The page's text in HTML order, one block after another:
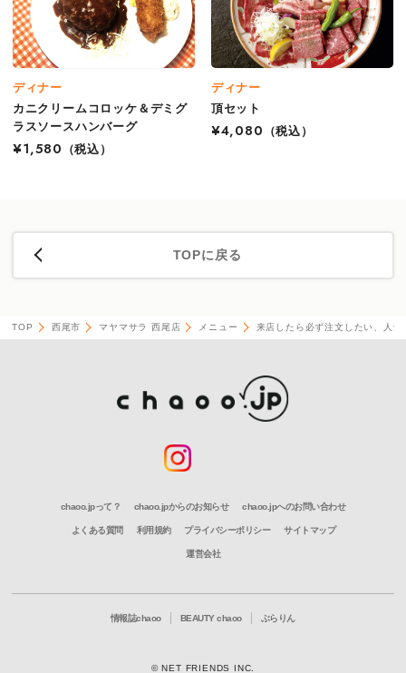
ディナー
カニクリームコロッケ＆デミグ
ラスソースハンバーグ
¥1,580
（税込）
ディナー
頂セット
¥4,080
（税込）
TOPに戻る
TOP 西尾市 マヤマサラ 西尾店 メニュー 来店したら必ず注文したい、人
chaoo.jpって？ chaoo.jpからのお知らせ chaoo.jpへのお問い合わせ
よくある質問 利用規約 プライバシーポリシー サイトマップ
運営会社
情報誌chaoo BEAUTY chaoo ぶらりん
© NET FRIENDS INC.